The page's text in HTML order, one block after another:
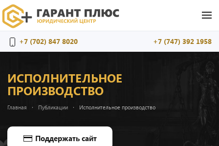
+7 (702) 847 8020 +7 (747) 392 1958
ИСПОЛНИТЕЛЬНОЕ
ПРОИЗВОДСТВО
Главная Публикации Исполнительное производство
Поддержать сайт